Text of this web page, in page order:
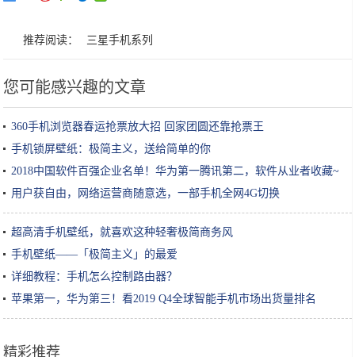
推荐阅读： 三星手机系列
您可能感兴趣的文章
360手机浏览器春运抢票放大招 回家团圆还靠抢票王
手机锁屏壁纸：极简主义，送给简单的你
2018中国软件百强企业名单！华为第一腾讯第二，软件从业者收藏~
用户获自由，网络运营商随意选，一部手机全网4G切换
超高清手机壁纸，就喜欢这种轻奢极简商务风
手机壁纸――「极简主义」的最爱
详细教程：手机怎么控制路由器？
苹果第一，华为第三！看2019 Q4全球智能手机市场出货量排名
精彩推荐